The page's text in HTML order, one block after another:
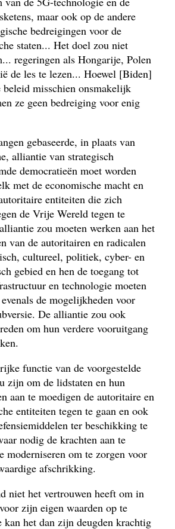
maar ook op de andere
bedreigingen voor de
staten... Het doel zou niet
regeringen als Hongarije, Polen
de les te lezen... Hoewel [Biden]
beleid misschien onsmakelijk
ze geen bedreiging voor enig
gebaseerde, in plaats van
alliantie van strategisch
democratieën moet worden
met de economische macht en
entiteiten die zich
de Vrije Wereld tegen te
zou moeten werken aan het
van de autoritairen en radicalen
cultureel, politiek, cyber- en
gebied en hen de toegang tot
en technologie moeten
de mogelijkheden voor
De alliantie zou ook
om hun verdere vooruitgang
functie van de voorgestelde
zijn om de lidstaten en hun
aan te moedigen de autoritaire en
entiteiten tegen te gaan en ook
ter beschikking te
nodig de krachten aan te
moderniseren om te zorgen voor
afschrikking.
niet het vertrouwen heeft om in
zijn eigen waarden op te
kan het dan zijn deugden krachtig